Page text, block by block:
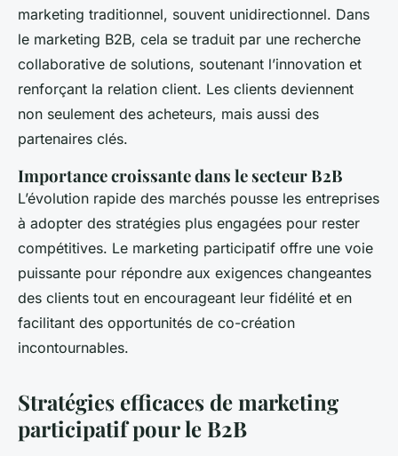
marketing traditionnel, souvent unidirectionnel. Dans
le marketing B2B, cela se traduit par une recherche
collaborative de solutions, soutenant l’innovation et
renforçant la relation client. Les clients deviennent
non seulement des acheteurs, mais aussi des
partenaires clés.
Importance croissante dans le secteur B2B
L’évolution rapide des marchés pousse les entreprises
à adopter des stratégies plus engagées pour rester
compétitives. Le marketing participatif offre une voie
puissante pour répondre aux exigences changeantes
des clients tout en encourageant leur fidélité et en
facilitant des opportunités de co-création
incontournables.
Stratégies efficaces de marketing
participatif pour le B2B